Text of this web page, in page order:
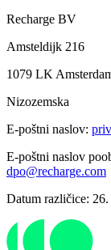
Recharge BV
Amsteldijk 216
1079 LK
Nizozemska
E-poštni naslov:
E-poštni naslov
dpo@recharge.com
Datum različice: